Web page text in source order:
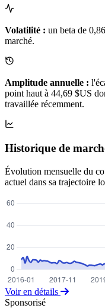
Volatilité : un beta de
marché.
Amplitude annuelle :
point haut à 44,69 $US
travaillée récemment.
Historique de
Évolution mensuelle du
actuel dans sa trajectoire
Voir en détails
Sponsorisé